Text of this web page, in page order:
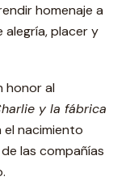
homenaje a
placer y
honor al
y la fábrica
nacimiento
las compañías